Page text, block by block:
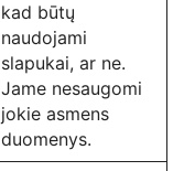
kad būtų
naudojami
slapukai, ar ne.
Jame nesaugomi
jokie asmens
duomenys.